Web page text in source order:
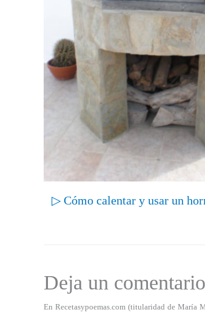
▷ Cómo calentar y usar un
Deja un comentario
En Recetasypoemas.com (titularidad de María